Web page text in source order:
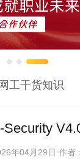
网工干货知识
年04月29日作者